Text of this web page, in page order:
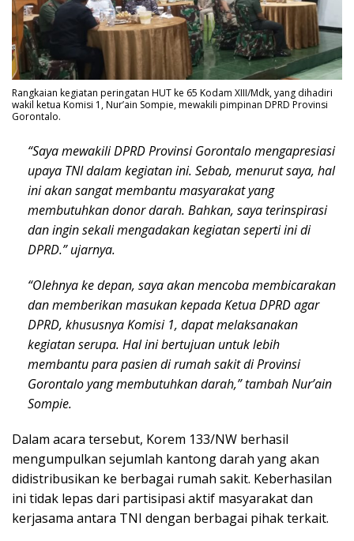
Rangkaian kegiatan peringatan HUT ke 65 Kodam XIII/Mdk, yang dihadiri
wakil ketua Komisi 1, Nur’ain Sompie, mewakili pimpinan DPRD Provinsi
Gorontalo.
“Saya mewakili DPRD Provinsi Gorontalo mengapresiasi
upaya TNI dalam kegiatan ini. Sebab, menurut saya, hal
ini akan sangat membantu masyarakat yang
membutuhkan donor darah. Bahkan, saya terinspirasi
dan ingin sekali mengadakan kegiatan seperti ini di
DPRD.” ujarnya.
“Olehnya ke depan, saya akan mencoba membicarakan
dan memberikan masukan kepada Ketua DPRD agar
DPRD, khususnya Komisi 1, dapat melaksanakan
kegiatan serupa. Hal ini bertujuan untuk lebih
membantu para pasien di rumah sakit di Provinsi
Gorontalo yang membutuhkan darah,” tambah Nur’ain
Sompie.
Dalam acara tersebut, Korem 133/NW berhasil
mengumpulkan sejumlah kantong darah yang akan
didistribusikan ke berbagai rumah sakit. Keberhasilan
ini tidak lepas dari partisipasi aktif masyarakat dan
kerjasama antara TNI dengan berbagai pihak terkait.